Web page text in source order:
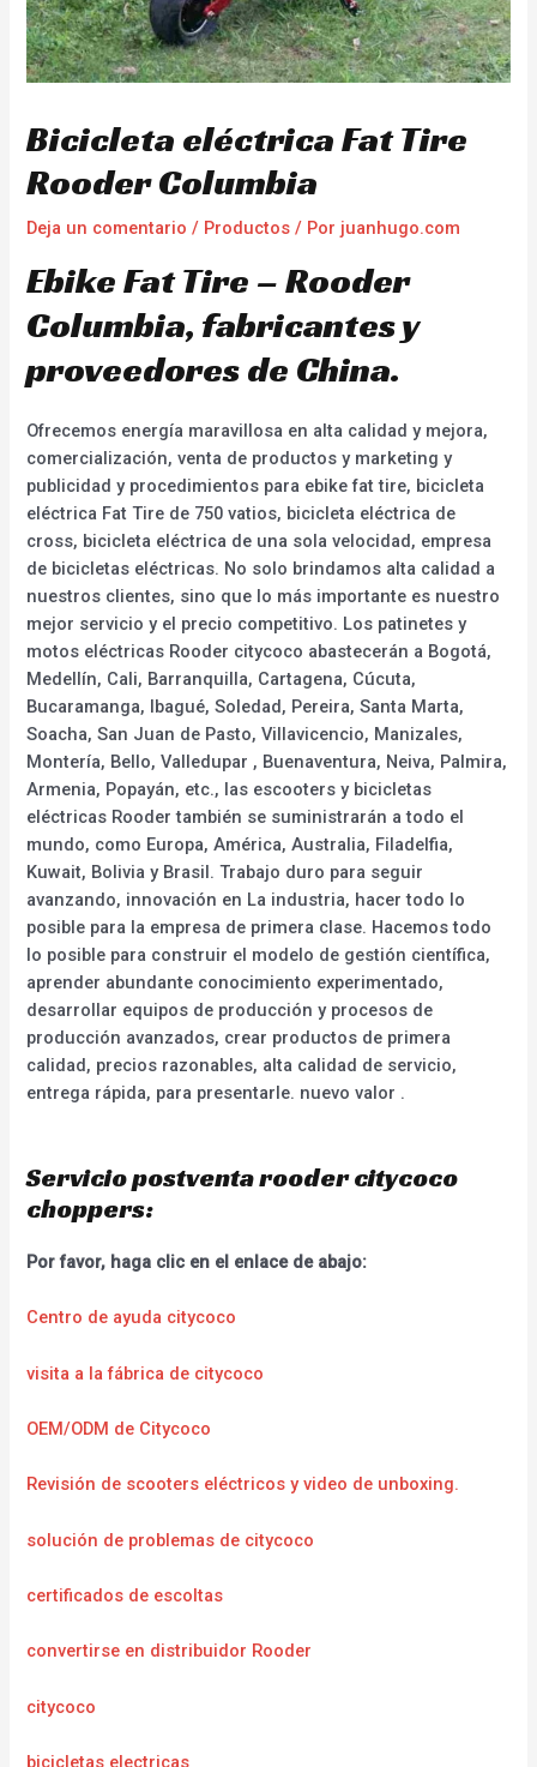
Bicicleta eléctrica Fat Tire
Rooder Columbia
Deja un comentario / Productos / Por juanhugo.com
Ebike Fat Tire – Rooder
Columbia, fabricantes y
proveedores de China.
Ofrecemos energía maravillosa en alta calidad y mejora,
comercialización, venta de productos y marketing y
publicidad y procedimientos para ebike fat tire, bicicleta
eléctrica Fat Tire de 750 vatios, bicicleta eléctrica de
cross, bicicleta eléctrica de una sola velocidad, empresa
de bicicletas eléctricas. No solo brindamos alta calidad a
nuestros clientes, sino que lo más importante es nuestro
mejor servicio y el precio competitivo. Los patinetes y
motos eléctricas Rooder citycoco abastecerán a Bogotá,
Medellín, Cali, Barranquilla, Cartagena, Cúcuta,
Bucaramanga, Ibagué, Soledad, Pereira, Santa Marta,
Soacha, San Juan de Pasto, Villavicencio, Manizales,
Montería, Bello, Valledupar , Buenaventura, Neiva, Palmira,
Armenia, Popayán, etc., las escooters y bicicletas
eléctricas Rooder también se suministrarán a todo el
mundo, como Europa, América, Australia, Filadelfia,
Kuwait, Bolivia y Brasil. Trabajo duro para seguir
avanzando, innovación en La industria, hacer todo lo
posible para la empresa de primera clase. Hacemos todo
lo posible para construir el modelo de gestión científica,
aprender abundante conocimiento experimentado,
desarrollar equipos de producción y procesos de
producción avanzados, crear productos de primera
calidad, precios razonables, alta calidad de servicio,
entrega rápida, para presentarle. nuevo valor .
Servicio postventa rooder citycoco
choppers:
Por favor, haga clic en el enlace de abajo:
Centro de ayuda citycoco
visita a la fábrica de citycoco
OEM/ODM de Citycoco
Revisión de scooters eléctricos y video de unboxing.
solución de problemas de citycoco
certificados de escoltas
convertirse en distribuidor Rooder
citycoco
bicicletas electricas